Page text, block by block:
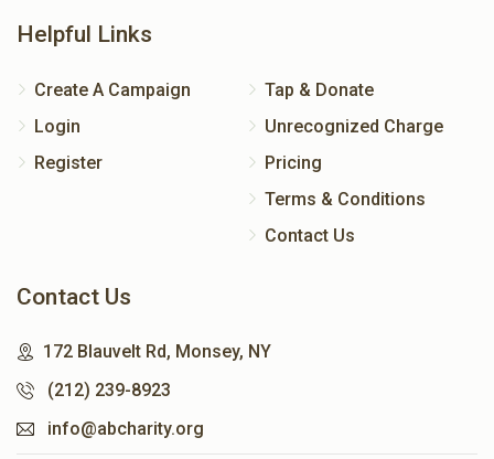
Helpful Links
Create A Campaign
Login
Register
Tap & Donate
Unrecognized Charge
Pricing
Terms & Conditions
Contact Us
Contact Us
172 Blauvelt Rd, Monsey, NY
(212) 239-8923
info@abcharity.org